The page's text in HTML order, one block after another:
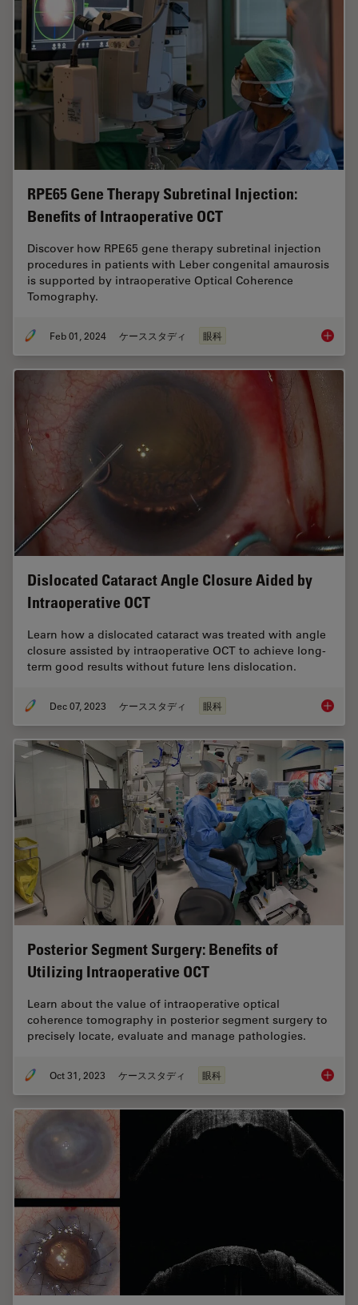
RPE65 Gene Therapy Subretinal Injection:
Benefits of Intraoperative OCT
Discover how RPE65 gene therapy subretinal injection
procedures in patients with Leber congenital amaurosis
is supported by intraoperative Optical Coherence
Tomography.
Feb 01, 2024 ケーススタディ 眼科 RPE65
Dislocated Cataract Angle Closure Aided by
Intraoperative OCT
Learn how a dislocated cataract was treated with angle
closure assisted by intraoperative OCT to achieve long-
term good results without future lens dislocation.
Dec 07, 2023 ケーススタディ 眼科
Posterior Segment Surgery: Benefits of
Utilizing Intraoperative OCT
Learn about the value of intraoperative optical
coherence tomography in posterior segment surgery to
precisely locate, evaluate and manage pathologies.
Oct 31, 2023 ケーススタディ 眼科